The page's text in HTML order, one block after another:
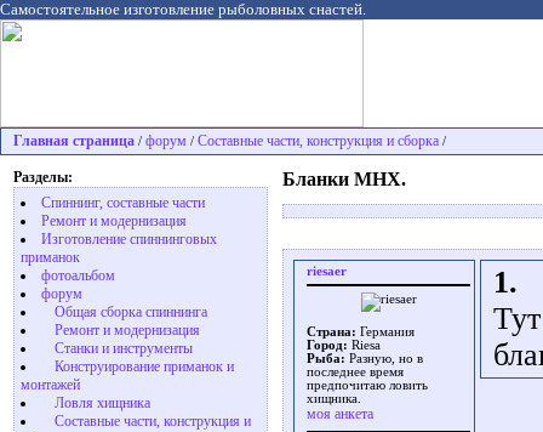
Самостоятельное изготовление рыболовных снастей.
Главная страница / форум / Cоставные части, конструкция и сборка /
Разделы:
Спиннинг, составные части
Ремонт и модернизация
Изготовление спиннинговых
приманок
фотоальбом
форум
Общая сборка спиннинга
Ремонт и модернизация
Станки и инструменты
Конструирование приманок и
монтажей
Ловля хищника
Cоставные части, конструкция и
Бланки МНХ.
riesaer
Страна: Германия
Город: Riesa
Рыба: Разную, но в
последнее время
предпочитаю ловить
хищника.
моя анкета
1.